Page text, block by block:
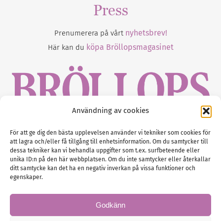
Användning av cookies
För att ge dig den bästa upplevelsen använder vi tekniker som cookies för
att lagra och/eller få tillgång till enhetsinformation. Om du samtycker till
dessa tekniker kan vi behandla uppgifter som t.ex. surfbeteende eller
unika ID:n på den här webbplatsen. Om du inte samtycker eller återkallar
ditt samtycke kan det ha en negativ inverkan på vissa funktioner och
egenskaper.
Godkänn
Press
Prenumerera på vårt nyhetsbrev!
Här kan du köpa Bröllopsmagasinet
Gustaf Mattssons väg 2, 451 50 Uddevalla
Tel :0522-68 11 90
E-post:info@nordicbridalmedia.com